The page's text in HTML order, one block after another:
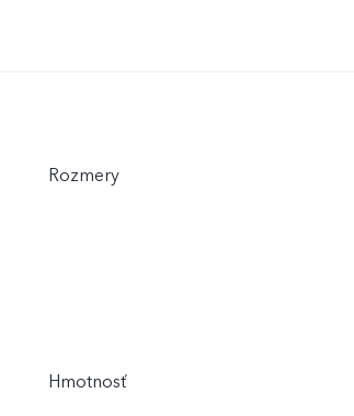
Rozmery
Hmotnosť